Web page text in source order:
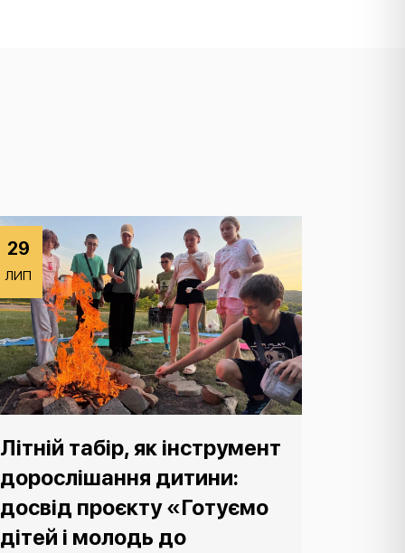
29
ЛИП
Літній табір, як інструмент
дорослішання дитини:
досвід проєкту «Готуємо
дітей і молодь до